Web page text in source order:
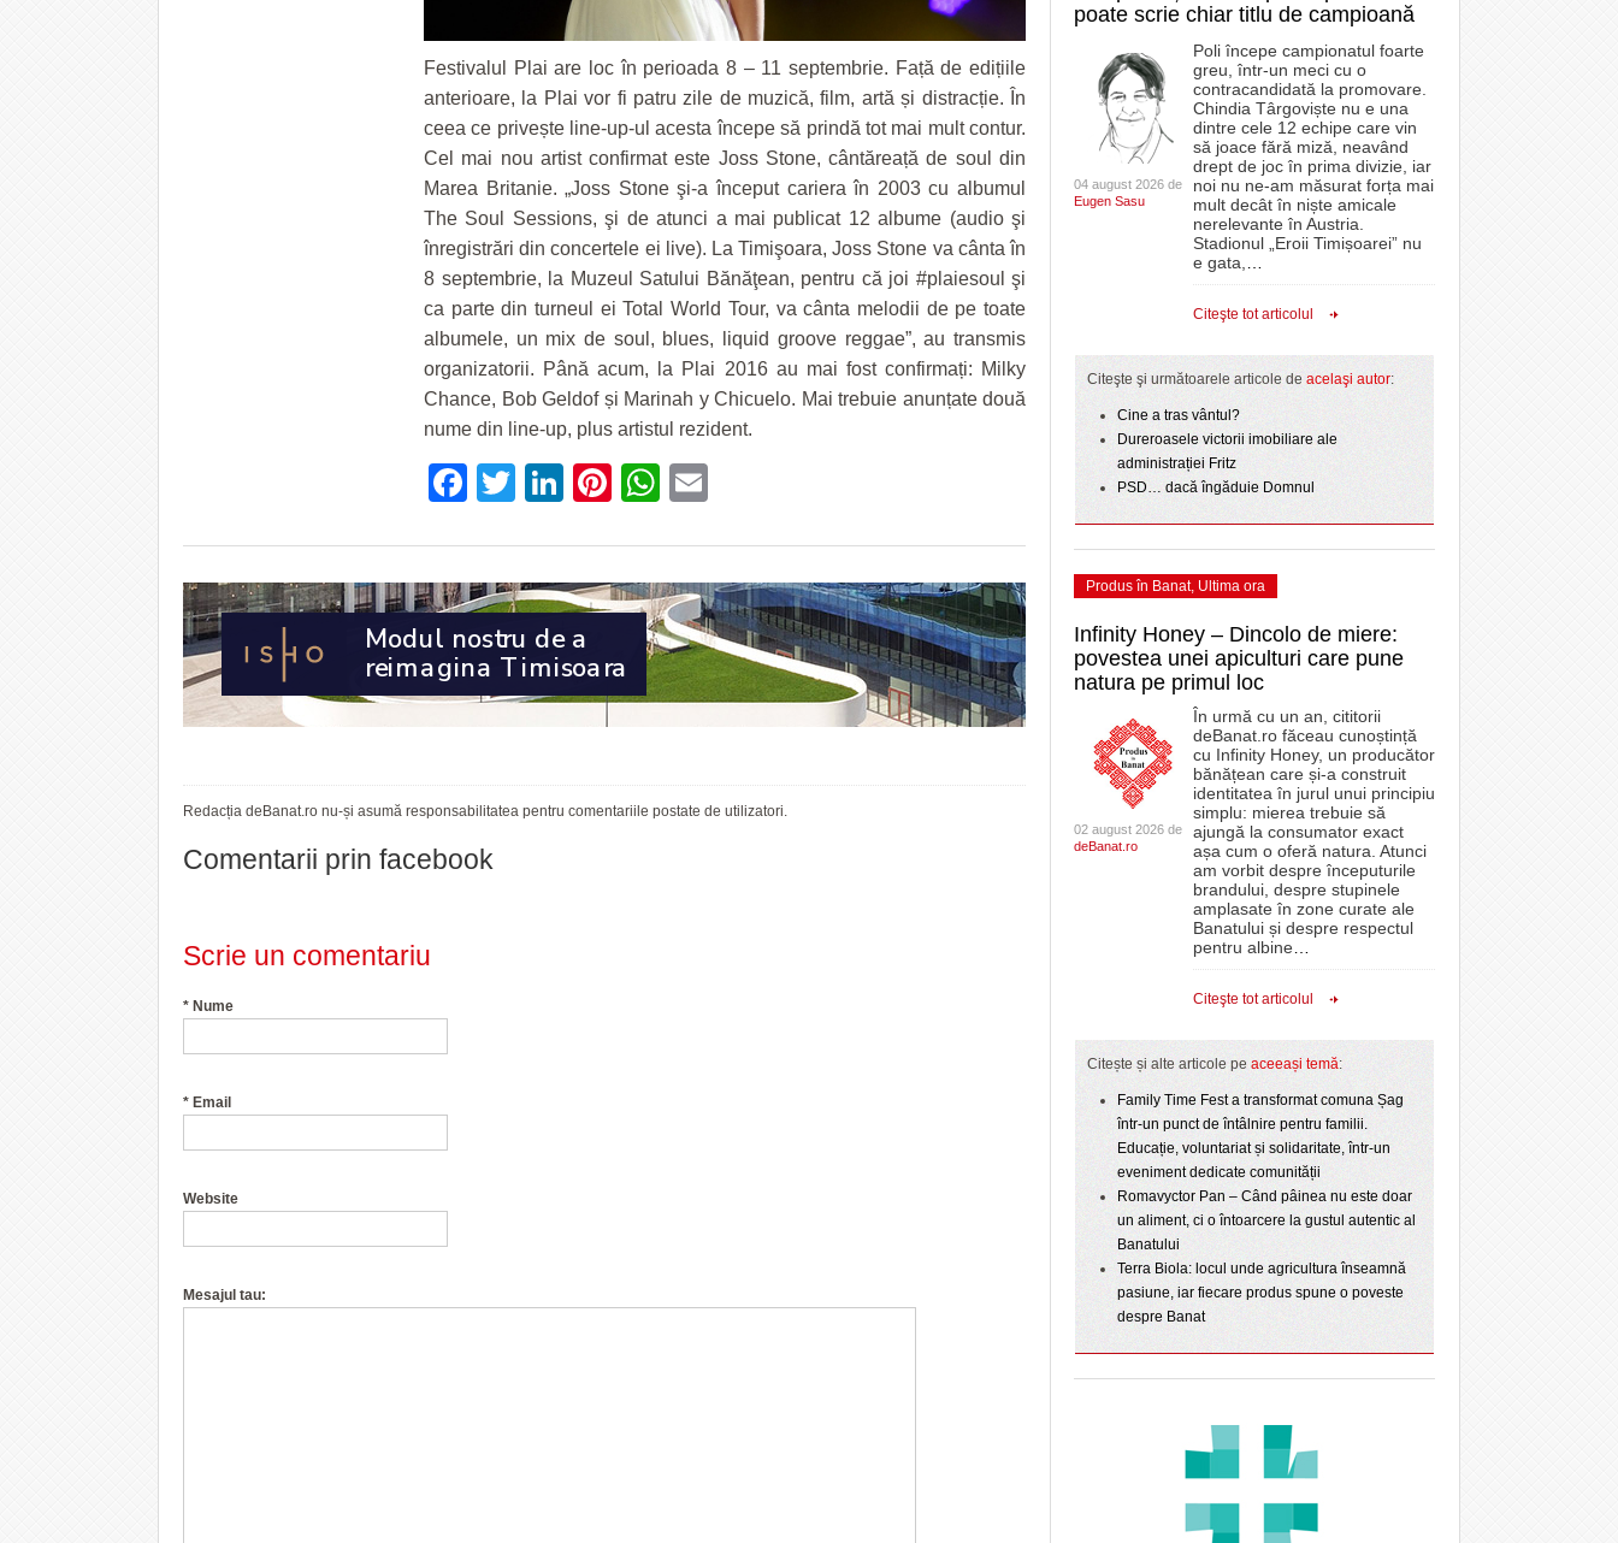
Festivalul Plai are loc în perioada 8 – 11 septembrie. Față de edițiile
anterioare, la Plai vor fi patru zile de muzică, film, artă și distracție. În
ceea ce privește line-up-ul acesta începe să prindă tot mai mult contur.
Cel mai nou artist confirmat este Joss Stone, cântăreață de soul din
Marea Britanie. „Joss Stone şi-a început cariera în 2003 cu albumul
The Soul Sessions, şi de atunci a mai publicat 12 albume (audio şi
înregistrări din concertele ei live). La Timişoara, Joss Stone va cânta în
8 septembrie, la Muzeul Satului Bănăţean, pentru că joi #plaiesoul şi
ca parte din turneul ei Total World Tour, va cânta melodii de pe toate
albumele, un mix de soul, blues, liquid groove reggae”, au transmis
organizatorii. Până acum, la Plai 2016 au mai fost confirmați: Milky
Chance, Bob Geldof și Marinah y Chicuelo. Mai trebuie anunțate două
nume din line-up, plus artistul rezident.
Facebook
Twitter
LinkedIn
Pinterest
WhatsApp
Redacția deBanat.ro nu-și asumă responsabilitatea pentru comentariile postate de utilizatori.
Comentarii prin facebook
Scrie un comentariu
* Nume
* Email
Website
Mesajul tau:
poate scrie chiar titlu de campioană
04 august 2026 de
Eugen Sasu
Poli începe campionatul foarte
greu, într-un meci cu o
contracandidată la promovare.
Chindia Târgoviște nu e una
dintre cele 12 echipe care vin
să joace fără miză, neavând
drept de joc în prima divizie, iar
noi nu ne-am măsurat forța mai
mult decât în niște amicale
nerelevante în Austria.
Stadionul „Eroii Timișoarei” nu
e gata,
Citeşte tot articolul
Citeşte şi următoarele articole de acelaşi autor:
Cine a tras vântul?
Dureroasele victorii imobiliare ale
administrației Fritz
PSD… dacă îngăduie Domnul
Produs în Banat, Ultima ora
Infinity Honey – Dincolo de miere:
povestea unei apiculturi care pune
natura pe primul loc
02 august 2026 de
deBanat.ro
În urmă cu un an, cititorii
deBanat.ro făceau cunoștință
cu Infinity Honey, un producător
bănățean care și-a construit
identitatea în jurul unui principiu
simplu: mierea trebuie să
ajungă la consumator exact
așa cum o oferă natura. Atunci
am vorbit despre începuturile
brandului, despre stupinele
amplasate în zone curate ale
Banatului și despre respectul
pentru albine
Citeşte tot articolul
Citește și alte articole pe aceeași temă:
Family Time Fest a transformat comuna Șag
într-un punct de întâlnire pentru familii.
Educație, voluntariat și solidaritate, într-un
eveniment dedicate comunității
Romavyctor Pan – Când pâinea nu este doar
un aliment, ci o întoarcere la gustul autentic al
Banatului
Terra Biola: locul unde agricultura înseamnă
pasiune, iar fiecare produs spune o poveste
despre Banat